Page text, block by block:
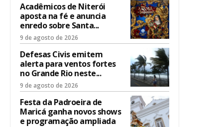
Acadêmicos de Niterói
aposta na fé e anuncia
enredo sobre Santa...
9 de agosto de 2026
Defesas Civis emitem
alerta para ventos fortes
no Grande Rio neste...
9 de agosto de 2026
Festa da Padroeira de
Maricá ganha novos shows
e programação ampliada